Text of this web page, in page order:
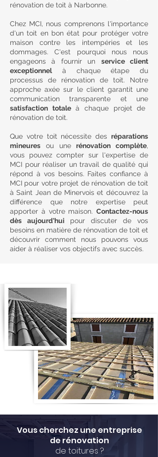
rénovation de toit à Narbonne.
Chez MCI, nous comprenons l'importance
d'un toit en bon état pour protéger votre
maison contre les intempéries et les
dommages. C'est pourquoi nous nous
engageons à fournir un service client
exceptionnelà chaque étape du
processus de rénovation de toit. Notre
approche axée sur le client garantit une
communication transparente et une
satisfaction totaleà chaque projet de
rénovation de toit.
Que votre toit nécessite des réparations
mineures ou unerénovation complète,
vous pouvez compter sur l'expertise de
MCI pour réaliser un travail de qualité qui
répond à vos besoins. Faites confiance à
MCI pour votre projet de rénovation de toit
à Saint Jean de Minervois et découvrez la
différence que notre expertise peut
apporter à votre maison. Contactez-nous
dès aujourd'hui pour discuter de vos
besoins en matière de rénovation de toit et
découvrir comment nous pouvons vous
aider à réaliser vos objectifs avec succès.
Vous cherchez une entreprise
de rénovation
de toitures ?